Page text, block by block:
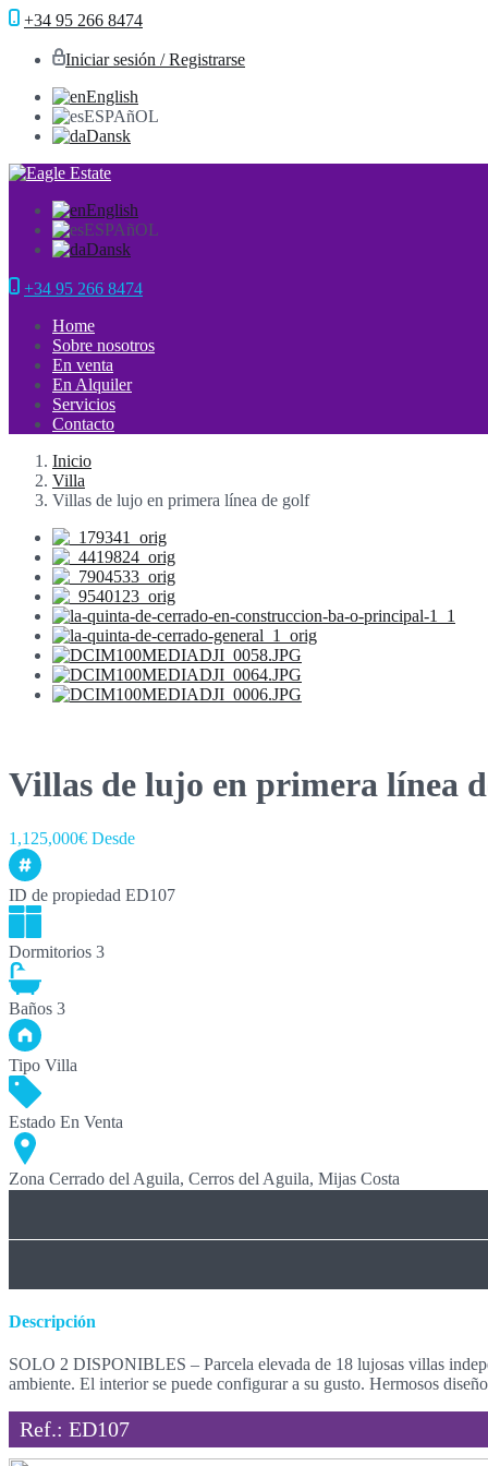
+34 95 266 8474
Iniciar sesión / Registrarse
English
ESPAñOL
Dansk
English
ESPAñOL
Dansk
+34 95 266 8474
Home
Sobre nosotros
En venta
En Alquiler
Servicios
Contacto
Inicio
Villa
Villas de lujo en primera línea de golf
Villas de lujo en primera línea
1,125,000€ Desde
ID de propiedad ED107
Dormitorios 3
Baños 3
Tipo Villa
Estado En Venta
Zona Cerrado del Aguila, Cerros del Aguila, Mijas Costa
Descripción
SOLO 2 DISPONIBLES – Parcela elevada de 18 lujosas villas
ambiente. El interior se puede configurar a su gusto. Hermosos
Ref.: ED107